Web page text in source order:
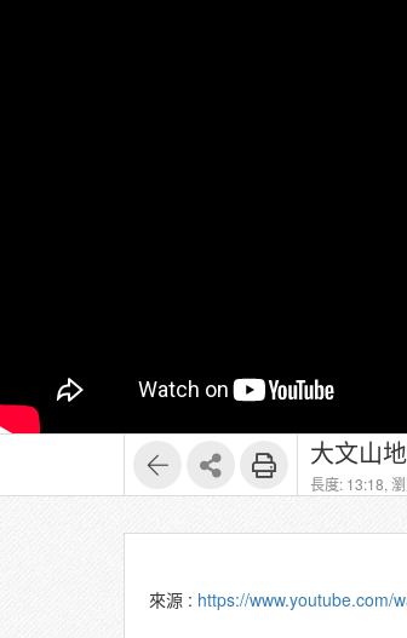
大文山
長度: 13:18,
來源 : https://www.youtube.com/